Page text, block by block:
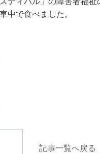
中で食べました。
記事一覧へ戻る